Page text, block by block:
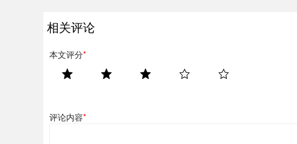
相关评论
本文评分*
评论内容*